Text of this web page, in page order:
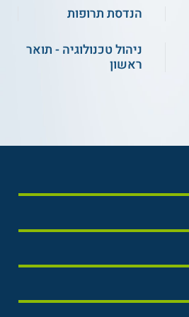
אוניברסיטת בן-גוריון בנגב
הנדסת תרופות
ניהול טכנולוגיה - תואר
ראשון